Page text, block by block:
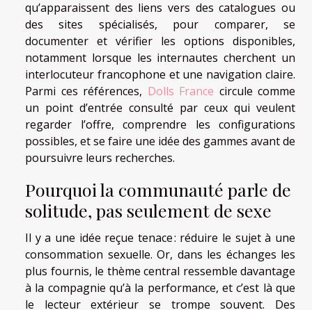
qu’apparaissent des liens vers des catalogues ou
des sites spécialisés, pour comparer, se
documenter et vérifier les options disponibles,
notamment lorsque les internautes cherchent un
interlocuteur francophone et une navigation claire.
Parmi ces références, Dolls France circule comme
un point d’entrée consulté par ceux qui veulent
regarder l’offre, comprendre les configurations
possibles, et se faire une idée des gammes avant de
poursuivre leurs recherches.
Pourquoi la communauté parle de
solitude, pas seulement de sexe
Il y a une idée reçue tenace : réduire le sujet à une
consommation sexuelle. Or, dans les échanges les
plus fournis, le thème central ressemble davantage
à la compagnie qu’à la performance, et c’est là que
le lecteur extérieur se trompe souvent. Des